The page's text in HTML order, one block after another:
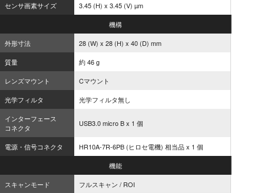
センサ画素サイズ
3.45 (H) x 3.45 (V) µm
機構
外形寸法
28 (W) x 28 (H) x 40 (D) mm
質量
約 46 g
レンズマウント
Cマウント
光学フィルタ
光学フィルタ無し
インターフェース
コネクタ
USB3.0 micro B x 1 個
電源・信号コネクタ
HR10A-7R-6PB (ヒロセ電機) 相当品 x 1 個
機能
スキャンモード
フルスキャン / ROI